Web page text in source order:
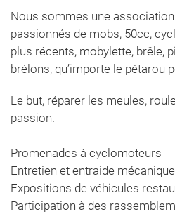
Nous sommes une
passionnés de mobs, 50cc,
plus récents, mobylette, brêle,
brélons, qu’importe le pétarou
Le but, réparer les meules,
passion.
Promenades à cyclomoteurs
Entretien et entraide mécanique
Expositions de véhicules
Participation à des